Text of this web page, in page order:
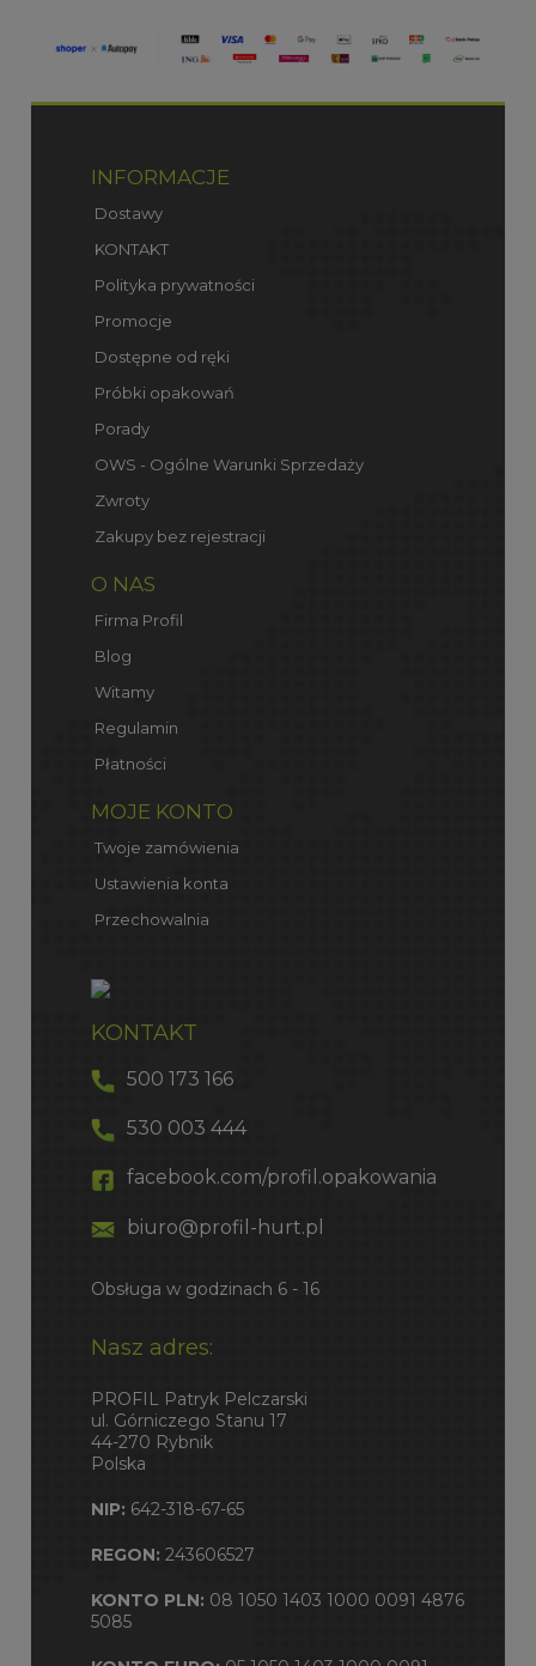
INFORMACJE
Dostawy
KONTAKT
Polityka prywatności
Promocje
Dostępne od ręki
Próbki opakowań
Porady
OWS - Ogólne Warunki Sprzedaży
Zwroty
Zakupy bez rejestracji
O NAS
Firma Profil
Blog
Witamy
Regulamin
Płatności
MOJE KONTO
Twoje zamówienia
Ustawienia konta
Przechowalnia
KONTAKT
500 173 166
530 003 444
facebook.com/profil.opakowania
biuro@profil-hurt.pl
Obsługa w godzinach 6 - 16
Nasz adres:
PROFIL Patryk Pelczarski
ul. Górniczego Stanu 17
44-270 Rybnik
Polska
NIP: 642-318-67-65
REGON: 243606527
KONTO PLN: 08 1050 1403 1000 0091 4876
5085